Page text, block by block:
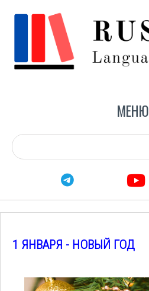
МЕНЮ
1 ЯНВАРЯ - НОВЫЙ ГОД